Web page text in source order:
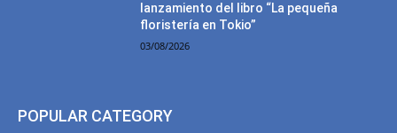
lanzamiento del libro “La pequeña
floristería en Tokio”
03/08/2026
POPULAR CATEGORY